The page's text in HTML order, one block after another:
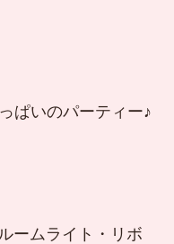
ぱいのパーティー♪
ームライト・リボ